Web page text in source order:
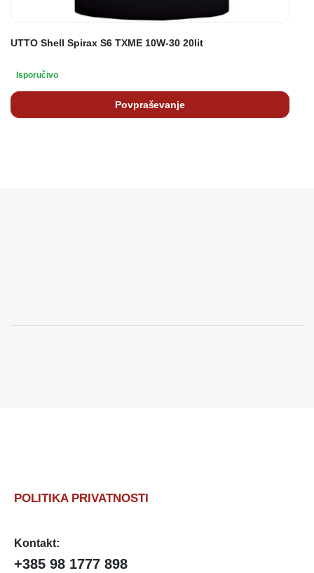
UTTO Shell Spirax S6 TXME 10W-30 20lit
Isporučivo
Povpraševanje
POLITIKA PRIVATNOSTI
Kontakt:
+385 98 1777 898